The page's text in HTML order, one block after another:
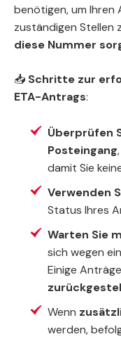
benötigen, um Ihren
zuständigen Stellen
diese Nummer
📥 Schritte zur
ETA-Antrags:
Überprüfen
Posteingang
damit Sie
Verwenden
Status Ihres
Warten Sie
sich wegen
Einige
Wenn
werden,